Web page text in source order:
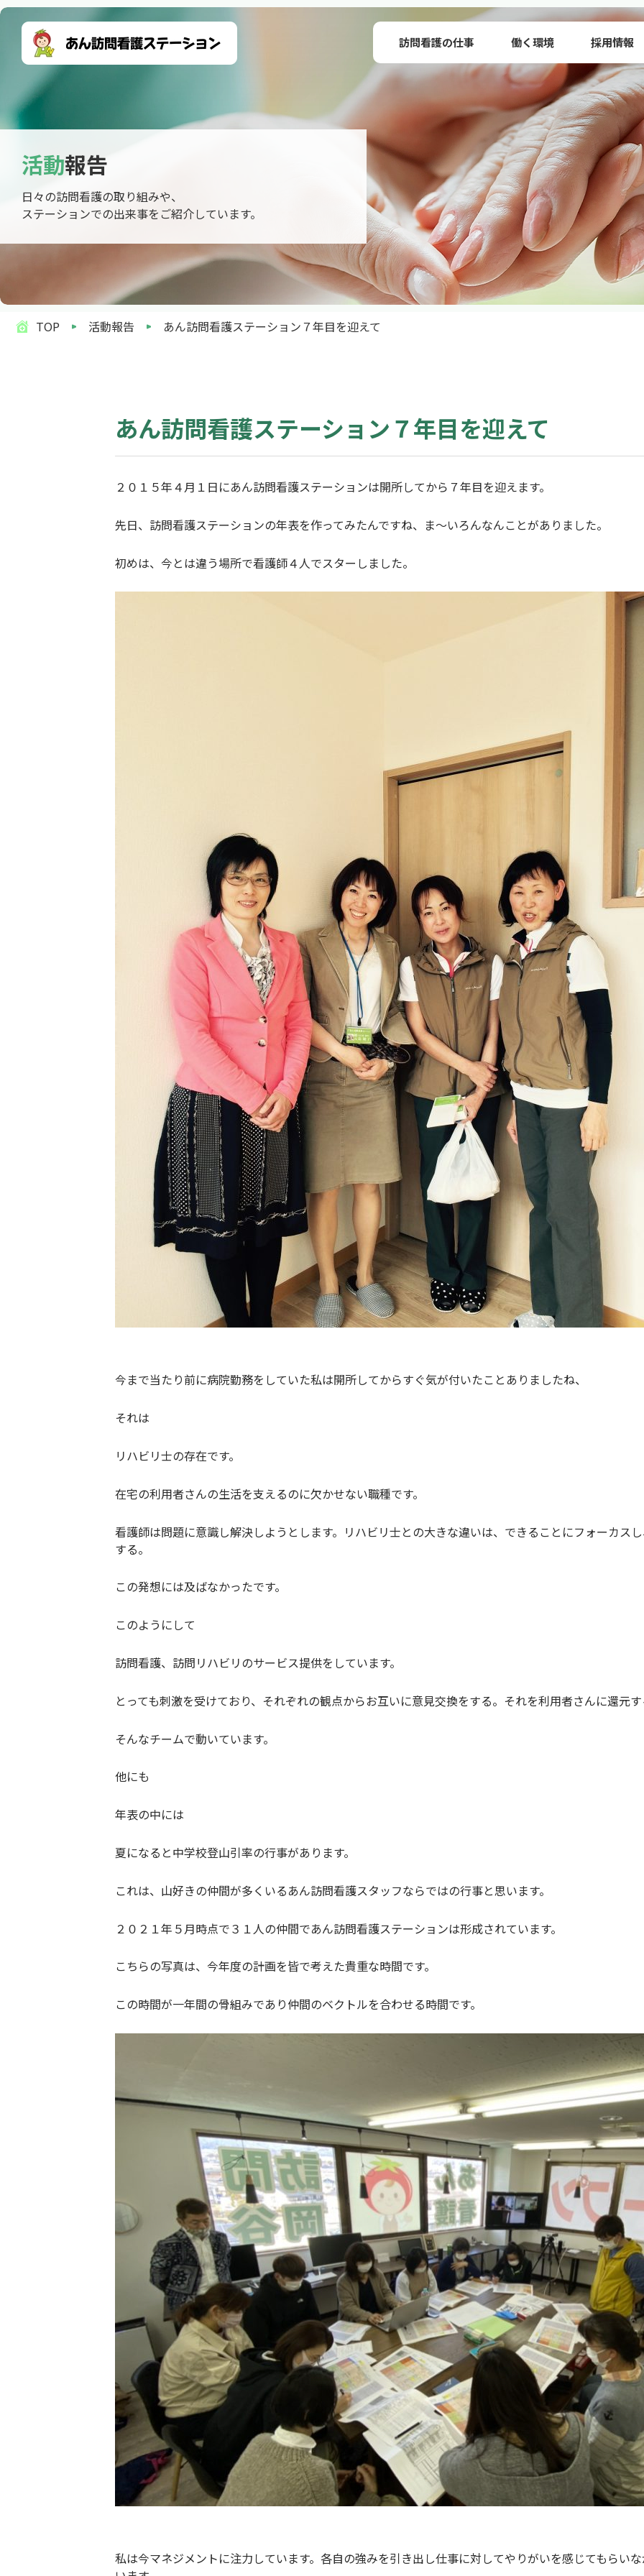
訪問看護の仕事 働く環境 採用情報
活動報告
日々の訪問看護の取り組みや、
ステーションでの出来事をご紹介しています。
TOP 活動報告 あん訪問看護ステーション７年目を迎えて
あん訪問看護ステーション７年目を迎えて
２０１５年４月１日にあん訪問看護ステーションは開所してから７年目を迎えます。
先日、訪問看護ステーションの年表を作ってみたんですね、ま〜いろんなんことがありました。
初めは、今とは違う場所で看護師４人でスターしました。
今まで当たり前に病院勤務をしていた私は開所してからすぐ気が付いたことありましたね、
それは
リハビリ士の存在です。
在宅の利用者さんの生活を支えるのに欠かせない職種です。
看護師は問題に意識し解決しようとします。リハビリ士との大きな違いは、できることにフォーカス
する。
この発想には及ばなかったです。
このようにして
訪問看護、訪問リハビリのサービス提供をしています。
とっても刺激を受けており、それぞれの観点からお互いに意見交換をする。それを利用者さんに還元
そんなチームで動いています。
他にも
年表の中には
夏になると中学校登山引率の行事があります。
これは、山好きの仲間が多くいるあん訪問看護スタッフならではの行事と思います。
２０２１年５月時点で３１人の仲間であん訪問看護ステーションは形成されています。
こちらの写真は、今年度の計画を皆で考えた貴重な時間です。
この時間が一年間の骨組みであり仲間のベクトルを合わせる時間です。
私は今マネジメントに注力しています。各自の強みを引き出し仕事に対してやりがいを感じてもらい